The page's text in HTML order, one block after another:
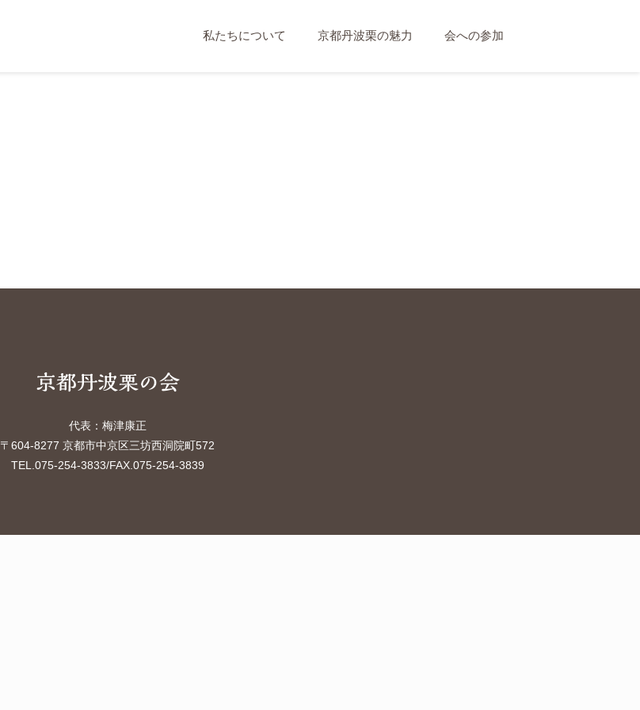
私たちについて 京都丹波栗の魅力 会への参加
代表：梅津康正
〒604-8277 京都市中京区三坊西洞院町572
TEL.075-254-3833/FAX.075-254-3839